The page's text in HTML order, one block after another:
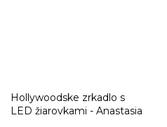
Hollywoodske zrkadlo s
LED žiarovkami - Anastasia